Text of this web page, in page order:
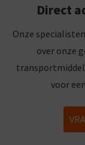
Direct
Onze
over onze
voor